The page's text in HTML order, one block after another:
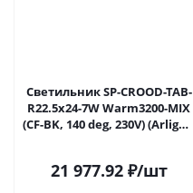
Светильник SP-CROOD-TAB-
R22.5x24-7W Warm3200-MIX
(CF-BK, 140 deg, 230V) (Arlight,
21 977.92₽/шт